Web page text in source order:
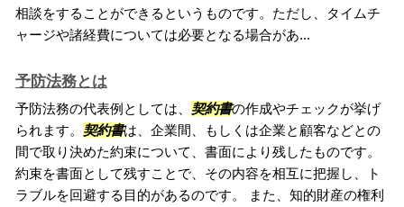
相談をすることができるというものです。ただし、タイムチ
ャージや諸経費については必要となる場合があ...
予防法務とは
予防法務の代表例としては、 契約書の作成やチェックが挙げ
られます。 契約書は、企業間、もしくは企業と顧客などとの
間で取り決めた約束について、書面により残したものです。
約束を書面として残すことで、その内容を相互に把握し、ト
ラブルを回避する目的があるのです。 また、知的財産の権利